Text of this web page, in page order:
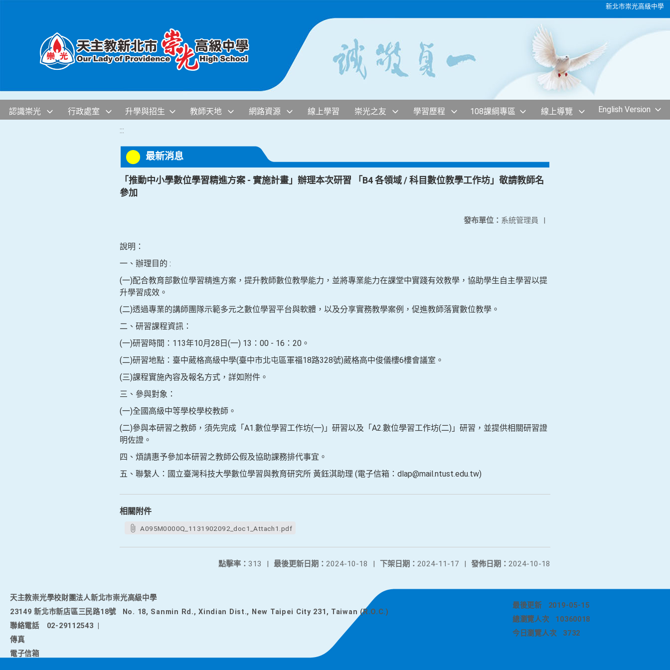
新北市崇光高級中學
認識崇光 行政處室 升學與招生 教師天地 網路資源 線上學習 崇光之友 學習歷程 108課綱專區 線上導覽 English Version
:::
最新消息
「推動中小學數位學習精進方案 - 實施計畫」辦理本次研習 「B4 各領域 / 科目數位教學工作坊」敬請教師名
參加
發布單位： 系統管理員 |
說明：
一、辦理目的 :
(一)配合教育部數位學習精進方案，提升教師數位教學能力，並將專業能力在課堂中實踐有效教學，協助學生自主學習以提
升學習成效。
(二)透過專業的講師團隊示範多元之數位學習平台與軟體，以及分享實務教學案例，促進教師落實數位教學。
二、研習課程資訊：
(一)研習時間：113年10月28日(一) 13：00 - 16：20。
(二)研習地點：臺中葳格高級中學(臺中市北屯區軍福18路328號)葳格高中俊儀樓6樓會議室。
(三)課程實施內容及報名方式，詳如附件。
三、參與對象：
(一)全國高級中等學校學校教師。
(二)參與本研習之教師，須先完成「A1.數位學習工作坊(一)」研習以及「A2.數位學習工作坊(二)」研習，並提供相關研習證
明佐證。
四、煩請惠予參加本研習之教師公假及協助課務排代事宜。
五、聯繫人：國立臺灣科技大學數位學習與教育研究所 黃鈺淇助理 (電子信箱：dlap@mail.ntust.edu.tw)
相關附件
A095M0000Q_1131902092_doc1_Attach1.pdf
發佈日期： 2024-10-18
下架日期： 2024-11-17 |
最後更新日期： 2024-10-18 |
點擊率： 313 |
天主教崇光學校財團法人新北市崇光高級中學
23149 新北市新店區三民路18號
No. 18, Sanmin Rd., Xindian Dist., New Taipei City 231, Taiwan (R.O.C.)
聯絡電話
02-29112543
傳真
電子信箱
最後更新
2019-05-15
總瀏覽人次
10360018
今日瀏覽人次
3732